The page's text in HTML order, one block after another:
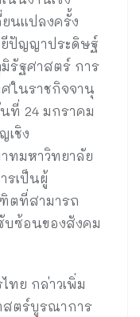
นแปลงครั้ง
ปัญญาประดิษฐ์
มิรัฐศาสตร์ การ
ในราชกิจจานุ
ที่ 24 มกราคม
เชิง
ทมหาวิทยาลัย
รเป็นผู้
ตที่สามารถ
ซ้อนของสังคม
ทย กล่าวเพิ่ม
สตร์บูรณาการ